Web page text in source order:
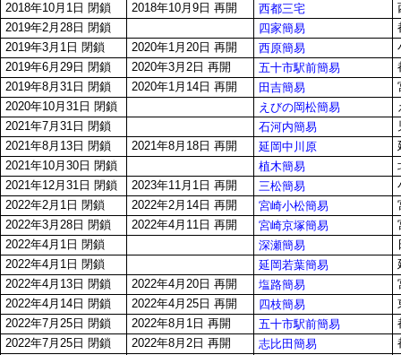
2018年10月1日 閉鎖
2018年10月9日 再開 西都三宅
2019年2月28日 閉鎖
四家簡易
2019年3月1日 閉鎖
2020年1月20日 再開 西原簡易
2019年6月29日 閉鎖
2020年3月2日 再開 五十市駅前簡易
2019年8月31日 閉鎖
2020年1月14日 再開 田吉簡易
2020年10月31日 閉鎖
えびの岡松簡易
2021年7月31日 閉鎖
石河内簡易
2021年8月13日 閉鎖
2021年8月18日 再開 延岡中川原
2021年10月30日 閉鎖
植木簡易
2021年12月31日 閉鎖
2023年11月1日 再開 三松簡易
2022年2月1日 閉鎖
2022年2月14日 再開 宮崎小松簡易
2022年3月28日 閉鎖
2022年4月11日 再開 宮崎京塚簡易
2022年4月1日 閉鎖
深瀬簡易
2022年4月1日 閉鎖
延岡若葉簡易
2022年4月13日 閉鎖
2022年4月20日 再開 塩路簡易
2022年4月14日 閉鎖
2022年4月25日 再開 四枝簡易
2022年7月25日 閉鎖
2022年8月1日 再開 五十市駅前簡易
2022年7月25日 閉鎖
2022年8月2日 再開 志比田簡易